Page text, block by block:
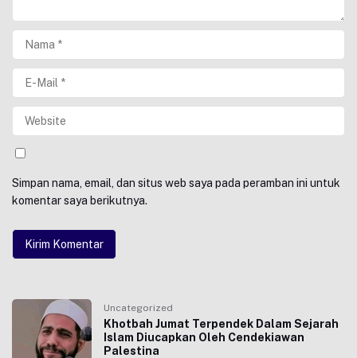
Simpan nama, email, dan situs web saya pada peramban ini untuk
komentar saya berikutnya.
Uncategorized
Khotbah Jumat Terpendek Dalam Sejarah
Islam Diucapkan Oleh Cendekiawan
Palestina